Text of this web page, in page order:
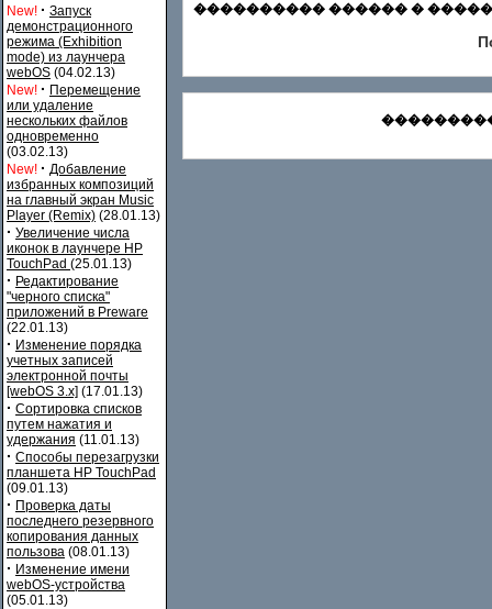
New! · Запуск
демонстрационного
режима (Exhibition
mode) из лаунчера
webOS (04.02.13)
New! · Перемещение
или удаление
нескольких файлов
одновременно
(03.02.13)
New! · Добавление
избранных композиций
на главный экран Music
Player (Remix) (28.01.13)
· Увеличение числа
иконок в лаунчере HP
TouchPad (25.01.13)
· Редактирование
"черного списка"
приложений в Preware
(22.01.13)
· Изменение порядка
учетных записей
электронной почты
[webOS 3.x] (17.01.13)
· Сортировка списков
путем нажатия и
удержания (11.01.13)
· Способы перезагрузки
планшета HP TouchPad
(09.01.13)
· Проверка даты
последнего резервного
копирования данных
пользова (08.01.13)
· Изменение имени
webOS-устройства
(05.01.13)
���������� ������ �